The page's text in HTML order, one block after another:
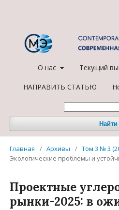
О нас Текущий
НАПРАВИТЬ СТАТЬЮ
Найти
Главная / Архивы / Том 3 № 3
Экологические проблемы и
Проектные
рынки-2025: в